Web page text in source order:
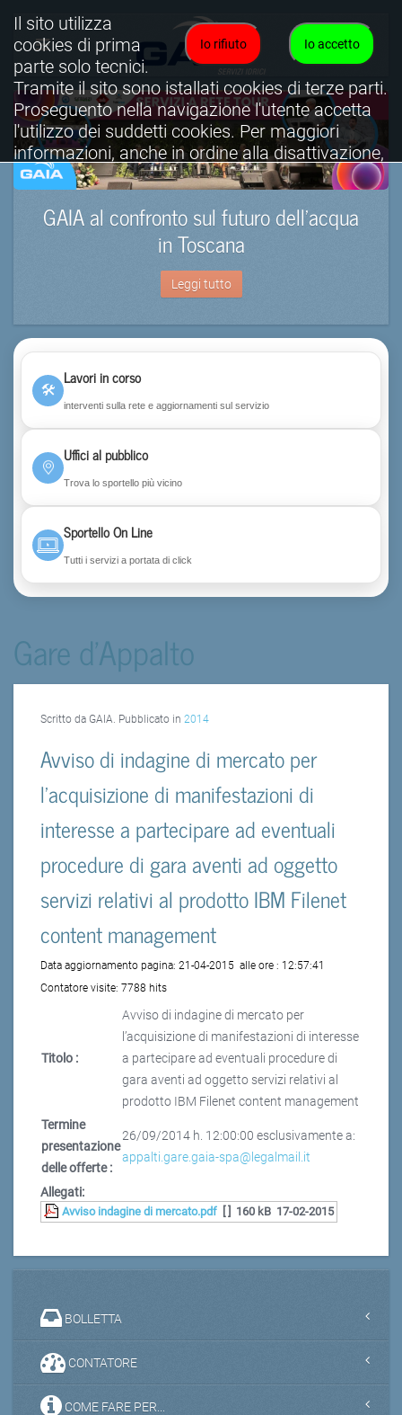
GAIA al confronto sul futuro dell’acqua
in Toscana
Leggi tutto
🛠
Lavori in corso
interventi sulla rete e aggiornamenti sul servizio
Uffici al pubblico
Trova lo sportello più vicino
Sportello On Line
Tutti i servizi a portata di click
Gare d'Appalto
Scritto da GAIA. Pubblicato in 2014
Avviso di indagine di mercato per
l’acquisizione di manifestazioni di
interesse a partecipare ad eventuali
procedure di gara aventi ad oggetto
servizi relativi al prodotto IBM Filenet
content management
Data aggiornamento pagina: 21-04-2015 alle ore : 12:57:41
Contatore visite: 7788 hits
Titolo :
Avviso di indagine di mercato per
l’acquisizione di manifestazioni di interesse
a partecipare ad eventuali procedure di
gara aventi ad oggetto servizi relativi al
prodotto IBM Filenet content management
Termine
presentazione
delle offerte :
26/09/2014 h. 12:00:00 esclusivamente a:
appalti.gare.gaia-spa@legalmail.it
Allegati:
Avviso indagine di mercato.pdf 160 kB 17-02-2015
BOLLETTA
CONTATORE
COME FARE PER...
Io accetto
Io rifiuto
Il sito utilizza
cookies di prima
parte solo tecnici.
Tramite il sito sono istallati cookies di terze parti.
Proseguento nella navigazione l'utente accetta
l'utilizzo dei suddetti cookies. Per maggiori
informazioni, anche in ordine alla disattivazione,
è possibile consultare l'informativa cookies
completa.
Visualizza informativa completa.